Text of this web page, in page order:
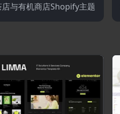
与有机商店Shopify主题